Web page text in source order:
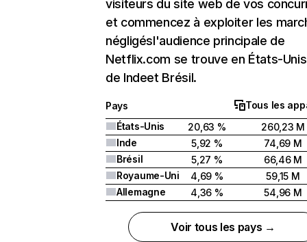
visiteurs du site web de vos
et commencez à exploiter les
négligésl'audience principale de
Netflix.com se trouve en États-
de Indeet Brésil.
Pays
Tous les
États-Unis
20,63 %
260,23 M
Inde
5,92 %
74,69 M
Brésil
5,27 %
66,46 M
Royaume-Uni
4,69 %
59,15 M
Allemagne
4,36 % 54,96 M
Voir tous les pays →